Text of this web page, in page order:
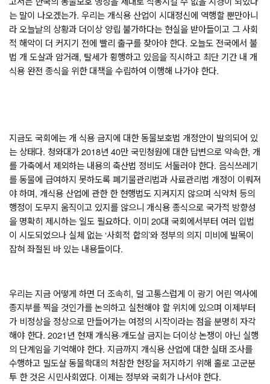
는 말이 나오겠는가. 우리는 개식용 산업이 시대정신에 역행할 뿐만아니
라 오늘날의 상황과 더이상 양립 불가하다는 현실을 받아들이고 그 사회
적 해악이 더 커지기 전에 빨리 출구를 찾아야 한다. 오늘도 전국에서 불
법 개 도살과 암거래, 탈세가 횡행하고 있음을 직시하고 최단 기간 내 개
식용 완전 종식을 위한 대책을 수립하여 이행해 나가야 한다.
지금도 국회에는 개 식용 금지에 대한 동물보호법 개정안이 발의되어 있
는 상태다. 청와대가 2018년 40만 국민청원에 대한 답변으로 약속한, 개
를 가축에서 제외하는 내용의 축산법 정비도 서둘러야 한다. 음식쓰레기
를 동물에 급여하지 못하도록 폐기물관리법과 사료관리법 개정이 이뤄져
야 하며, 개식용 산업에 관한 한 현행법도 지켜지지 않으며 식약처 등의
행정이 도무지 움직이고 있지를 않으니 개식용 종식으로 국가적 방향성
을 명확히 제시하는 일도 필요하다. 이미 20대 국회에서부터 여러 입법
이 시도되었으나 실체 없는 ‘사회적 합의’와 정부의 의지 미비에 발목이
잡혀 좌절된 바 있는 내용들이다.
우리는 지금 어떻게 하면 더 조속히, 덜 고통스럽게 이 광기 어린 역사에
종지부를 찍을 것인가를 논의하고 실천해야 할 위치에 있으며 이제부터
가 비정상을 정상으로 만들어가는 여정의 시작이라는 점을 분명히 자각
해야 한다. 2021년 현재 개식용·개도살 금지는 더이상 논쟁이 아닌 실행
의 단계임을 기억해야 한다. 지금까지 개식용 산업에 대한 실태 조사를
수행하고 밀도살 동물학대의 처참한 현장을 저지하기 위해 홀로 고군분
투 한 것은 시민사회였다. 이제는 정부와 국회가 나서야 한다.